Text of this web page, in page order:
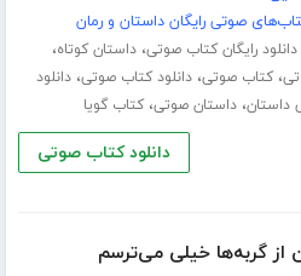
صوتی رایگان داستان و رمان
دانلود رایگان کتاب صوتی،داستان کوتاه،
،کتاب صوتی،دانلود کتاب صوتی،دانلود
داستان،داستان صوتی،کتاب گویا
دانلود کتاب صوتی
از گربه‌ها خیلی می‌ترسم